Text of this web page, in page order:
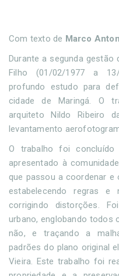
Com texto de Marco
Durante a segunda
Filho (01/02/1977 a
profundo estudo para
cidade de Maringá. O
arquiteto Nildo Ribeiro
levantamento
O trabalho foi
apresentado à
que passou a coordenar e
estabelecendo regras e
corrigindo distorções.
urbano, englobando todos
não, e traçando a
padrões do plano original
Vieira. Este trabalho foi